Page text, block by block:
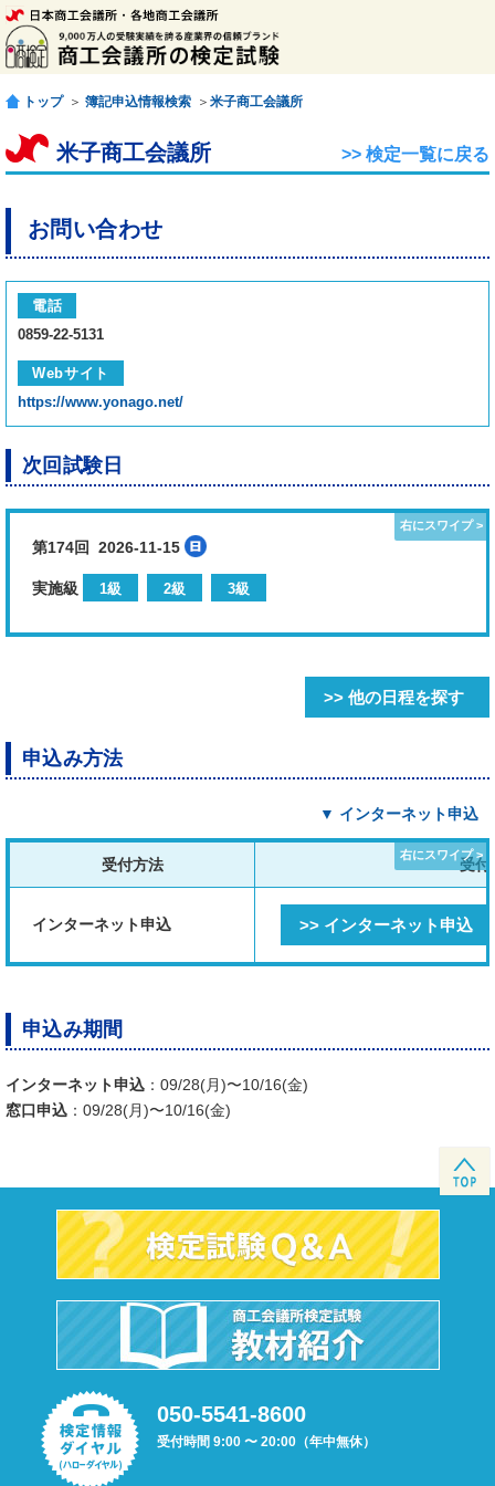
トップ ＞ 簿記申込情報検索 ＞ 米子商工会議所
>> 検定一覧に戻る
米子商工会議所
お問い合わせ
電話
0859-22-5131
Webサイト
https://www.yonago.net/
次回試験日
第174回 2026-11-15
実施級 1級 2級 3級
>> 他の日程を探す
申込み方法
▼ インターネット申込
受付方法 受付
インターネット申込 >> インターネット申込
申込み期間
インターネット申込 ：09/28(月)〜10/16(金)
窓口申込 ：09/28(月)〜10/16(金)
050-5541-8600
受付時間 9:00 〜 20:00（年中無休）